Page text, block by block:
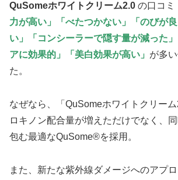
QuSomeホワイトクリーム2.0 の口コミ
力が高い」「べたつかない」「 のびが
い 」「コンシーラーで隠す量が減った
アに効果的」「美白効果が高い」 が多
た。
なぜなら、「QuSomeホワイトクリーム
ロキノン配合量が増えただけでなく、
包む最適なQuSome®を採用。
また、新たな紫外線ダメージへのアプ